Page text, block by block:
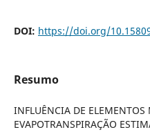
DOI: https://doi.org/
Resumo
INFLUÊNCIA DE
EVAPOTRANSPIRAÇÃO